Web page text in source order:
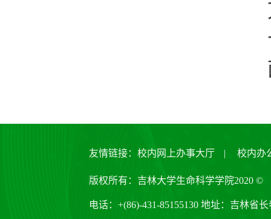
友情链接： 校内网上办事大厅 | 校内办
版权所有：吉林大学生命科学学院2020 ©
电话：+(86)-431-85155130 地址：吉林省